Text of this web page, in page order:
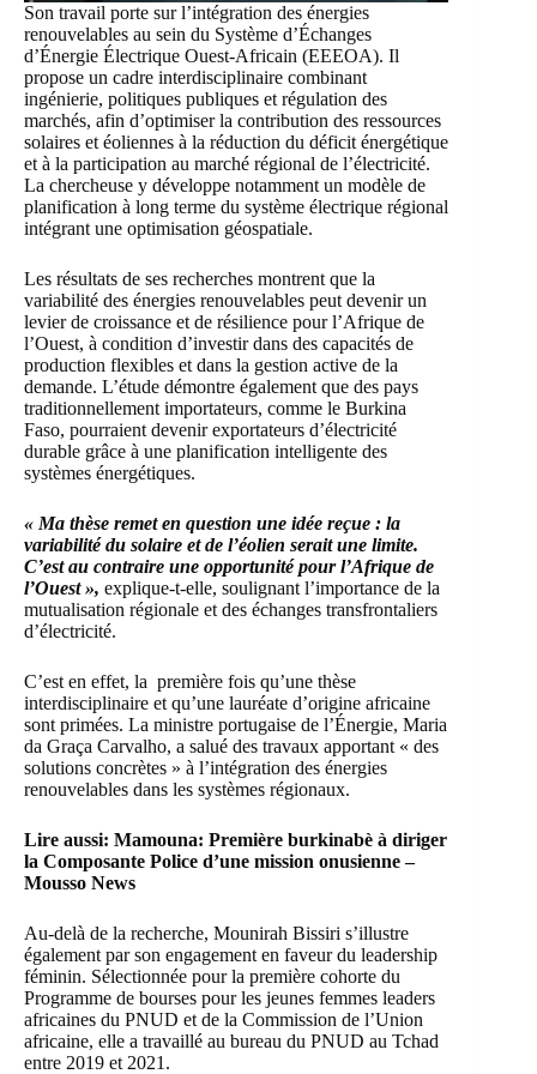
Son travail porte sur l’intégration des énergies
renouvelables au sein du Système d’Échanges
d’Énergie Électrique Ouest-Africain (EEEOA). Il
propose un cadre interdisciplinaire combinant
ingénierie, politiques publiques et régulation des
marchés, afin d’optimiser la contribution des ressources
solaires et éoliennes à la réduction du déficit énergétique
et à la participation au marché régional de l’électricité.
La chercheuse y développe notamment un modèle de
planification à long terme du système électrique régional
intégrant une optimisation géospatiale.
Les résultats de ses recherches montrent que la
variabilité des énergies renouvelables peut devenir un
levier de croissance et de résilience pour l’Afrique de
l’Ouest, à condition d’investir dans des capacités de
production flexibles et dans la gestion active de la
demande. L’étude démontre également que des pays
traditionnellement importateurs, comme le Burkina
Faso, pourraient devenir exportateurs d’électricité
durable grâce à une planification intelligente des
systèmes énergétiques.
« Ma thèse remet en question une idée reçue : la
variabilité du solaire et de l’éolien serait une limite.
C’est au contraire une opportunité pour l’Afrique de
l’Ouest », explique-t-elle, soulignant l’importance de la
mutualisation régionale et des échanges transfrontaliers
d’électricité.
C’est en effet, la première fois qu’une thèse
interdisciplinaire et qu’une lauréate d’origine africaine
sont primées. La ministre portugaise de l’Énergie, Maria
da Graça Carvalho, a salué des travaux apportant « des
solutions concrètes » à l’intégration des énergies
renouvelables dans les systèmes régionaux.
Lire aussi: Mamouna: Première burkinabè à diriger
la Composante Police d’une mission onusienne –
Mousso News
Au-delà de la recherche, Mounirah Bissiri s’illustre
également par son engagement en faveur du leadership
féminin. Sélectionnée pour la première cohorte du
Programme de bourses pour les jeunes femmes leaders
africaines du PNUD et de la Commission de l’Union
africaine, elle a travaillé au bureau du PNUD au Tchad
entre 2019 et 2021.